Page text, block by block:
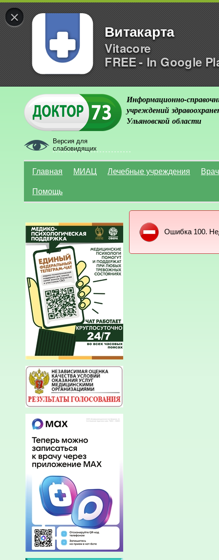
×
Витакарта
Vitacore
FREE - In Google
Версия для
слабовидящих
Информационно-
учреждений
Ульяновской области
Главная МИАЦ Лечебные учреждения
Помощь
Ошибка 100.